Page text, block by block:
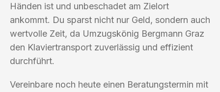
Händen ist und unbeschadet am Zielort
ankommt. Du sparst nicht nur Geld, sondern auch
wertvolle Zeit, da Umzugskönig Bergmann Graz
den Klaviertransport zuverlässig und effizient
durchführt.
Vereinbare noch heute einen Beratungstermin mit